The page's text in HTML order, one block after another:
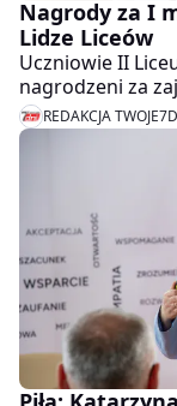
Nagrody za I
Lidze Liceów
Uczniowie II
nagrodzeni za
Superlidze
miesięcy
pasji do
REDAKCJA